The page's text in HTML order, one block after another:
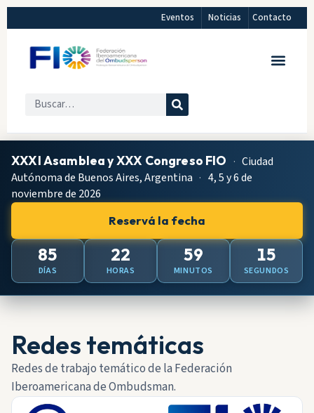
Eventos Noticias Contacto
XXXI Asamblea y XXX Congreso FIO · Ciudad
Autónoma de Buenos Aires, Argentina · 4, 5 y 6 de
noviembre de 2026
Reservá la fecha
85
DÍAS
22
HORAS
59
MINUTOS
14
SEGUNDOS
Redes temáticas
Redes de trabajo temático de la Federación
Iberoamericana de Ombudsman.